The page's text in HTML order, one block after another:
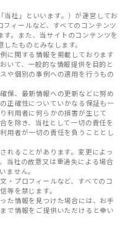
社」といいます。）が運営してお
ィールなど、すべてのコンテンツ
。また、当サイトのコンテンツを
たものとみなします。
に関する情報を掲載しております
いて、一般的な情報提供を目的と
や個別の事例への適用を行うもの
保、最新情報への更新などに努め
正確性についていかなる保証も一
利用者に何らかの損害が生じて
を除き、当社として一切の責任を
用者が一切の責任を負うこととし
れることがあります。変更によっ
当社の故意又は重過失による場合
ません。
・プロフィールなど、すべてのコ
等を禁じます。
た情報を見つけた場合には、お手
で情報をご提供いただけると幸い